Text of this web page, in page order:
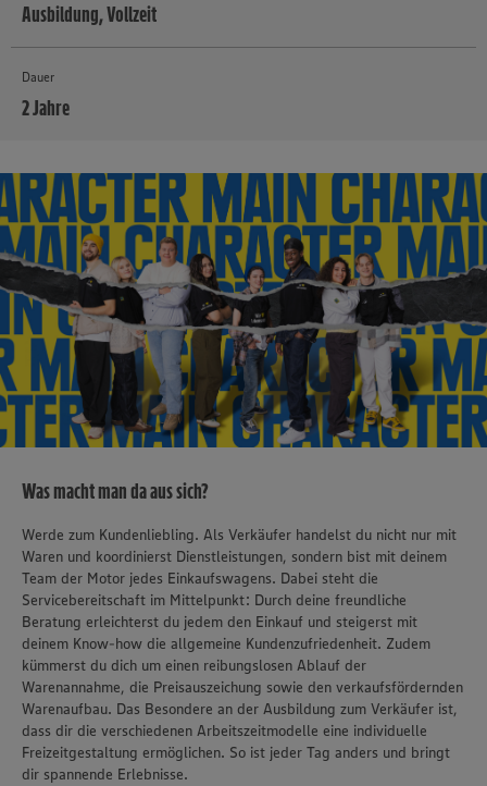
Ausbildung, Vollzeit
Dauer
2 Jahre
Was macht man da aus sich?
Werde zum Kundenliebling. Als Verkäufer handelst du nicht nur mit
Waren und koordinierst Dienstleistungen, sondern bist mit deinem
Team der Motor jedes Einkaufswagens. Dabei steht die
Servicebereitschaft im Mittelpunkt: Durch deine freundliche
Beratung erleichterst du jedem den Einkauf und steigerst mit
deinem Know-how die allgemeine Kundenzufriedenheit. Zudem
kümmerst du dich um einen reibungslosen Ablauf der
Warenannahme, die Preisauszeichung sowie den verkaufsfördernden
Warenaufbau. Das Besondere an der Ausbildung zum Verkäufer ist,
dass dir die verschiedenen Arbeitszeitmodelle eine individuelle
Freizeitgestaltung ermöglichen. So ist jeder Tag anders und bringt
dir spannende Erlebnisse.